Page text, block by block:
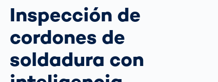
Inspección de
cordones de
soldadura con